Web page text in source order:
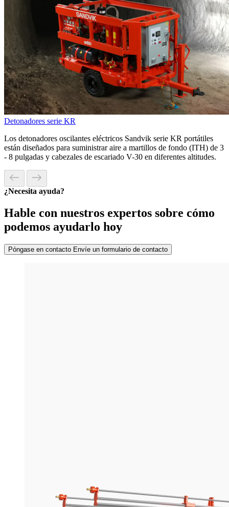
Detonadores serie KR
Los detonadores oscilantes eléctricos Sandvik serie KR portátiles
están diseñados para suministrar aire a martillos de fondo (ITH) de 3
- 8 pulgadas y cabezales de escariado V-30 en diferentes altitudes.
¿Necesita ayuda?
Hable con nuestros expertos sobre cómo
podemos ayudarlo hoy
Póngase en contacto Envíe un formulario de contacto